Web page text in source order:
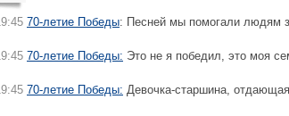
70-летие Победы: Песней мы помогали людям
70-летие Победы: Это не я победил, это моя
70-летие Победы: Девочка-старшина,